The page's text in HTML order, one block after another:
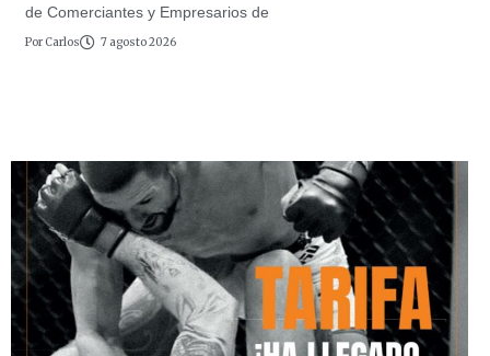
de Comerciantes y Empresarios de
Por Carlos 7 agosto 2026